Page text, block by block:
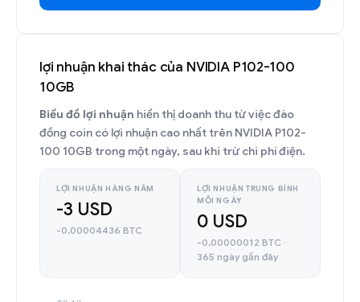
lợi nhuận khai thác của NVIDIA P102-100
10GB
Biểu đồ lợi nhuận hiển thị doanh thu từ việc đào
đồng coin có lợi nhuận cao nhất trên NVIDIA P102-
100 10GB trong một ngày, sau khi trừ chi phí điện.
LỢI NHUẬN HÀNG NĂM
-3 USD
-0,00004436 BTC
LỢI NHUẬN TRUNG BÌNH
MỖI NGÀY
0 USD
-0,00000012 BTC ·
365 ngày gần đây